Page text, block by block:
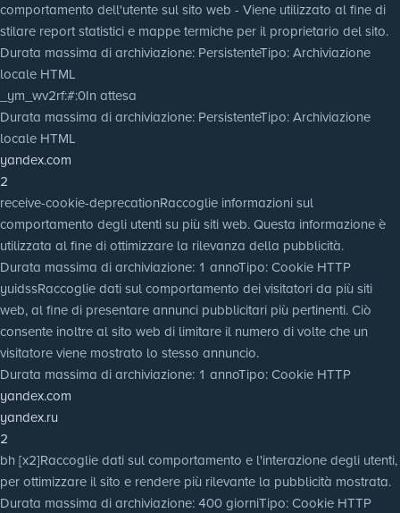
comportamento dell'utente sul sito web - Viene utilizzato al fine di
stilare report statistici e mappe termiche per il proprietario del sito.
Durata massima di archiviazione: PersistenteTipo: Archiviazione
locale HTML
_ym_wv2rf:#:0In attesa
Durata massima di archiviazione: PersistenteTipo: Archiviazione
locale HTML
yandex.com
2
receive-cookie-deprecationRaccoglie informazioni sul
comportamento degli utenti su più siti web. Questa informazione è
utilizzata al fine di ottimizzare la rilevanza della pubblicità.
Durata massima di archiviazione: 1 annoTipo: Cookie HTTP
yuidssRaccoglie dati sul comportamento dei visitatori da più siti
web, al fine di presentare annunci pubblicitari più pertinenti. Ciò
consente inoltre al sito web di limitare il numero di volte che un
visitatore viene mostrato lo stesso annuncio.
Durata massima di archiviazione: 1 annoTipo: Cookie HTTP
yandex.com
yandex.ru
2
bh [x2]Raccoglie dati sul comportamento e l'interazione degli utenti,
per ottimizzare il sito e rendere più rilevante la pubblicità mostrata.
Durata massima di archiviazione: 400 giorniTipo: Cookie HTTP